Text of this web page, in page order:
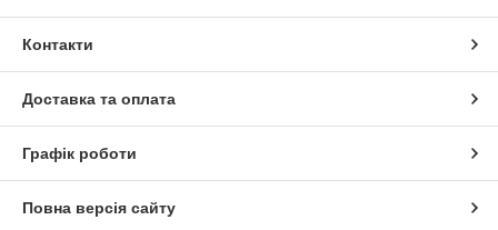
Контакти
Доставка та оплата
Графік роботи
Повна версія сайту